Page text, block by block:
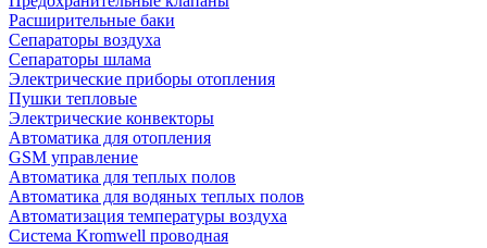
Расширительные баки
Сепараторы воздуха
Сепараторы шлама
Электрические приборы отопления
Пушки тепловые
Электрические конвекторы
Автоматика для отопления
GSM управление
Автоматика для теплых полов
Автоматика для водяных теплых полов
Автоматизация температуры воздуха
Система Kromwell проводная